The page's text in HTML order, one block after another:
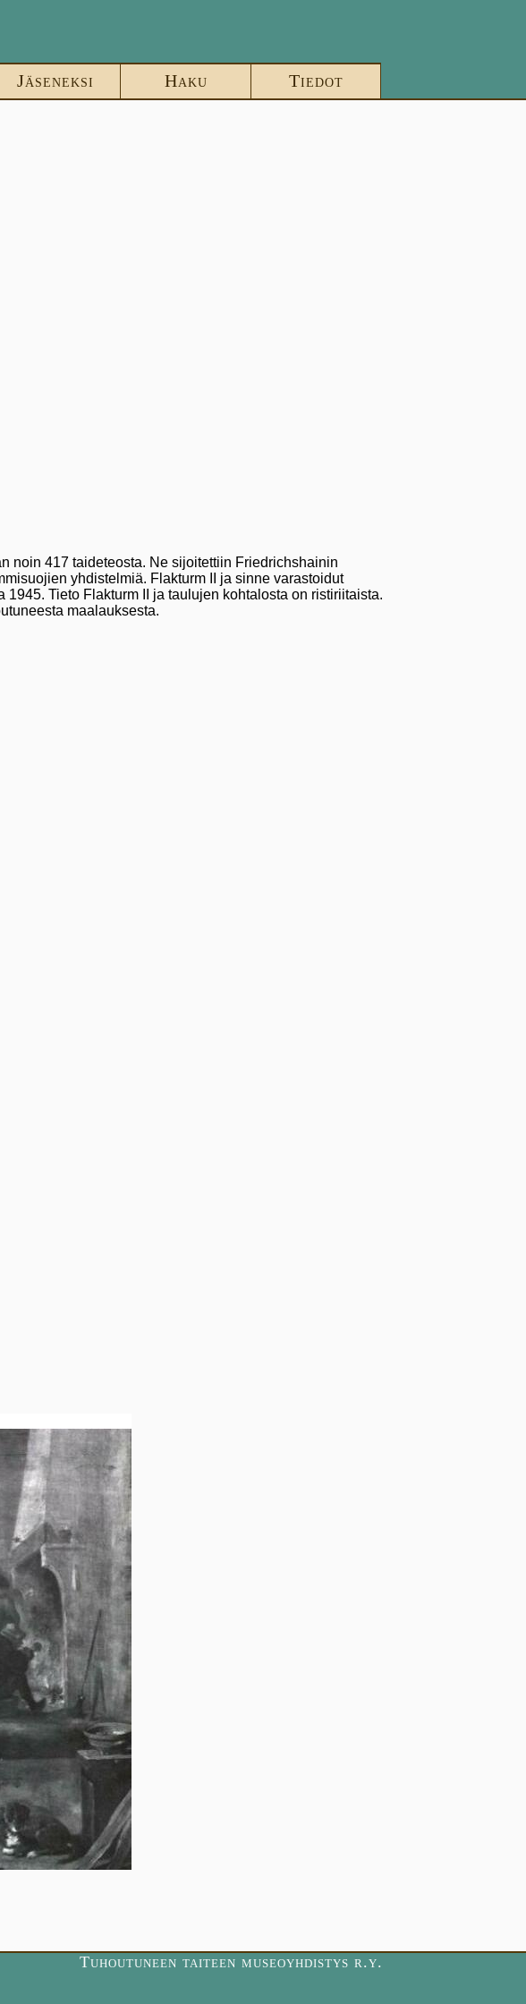
Jäseneksi Haku Tiedot
noin 417 taideteosta. Ne sijoitettiin Friedrichshainin
yhdistelmiä. Flakturm II ja sinne varastoidut
Tieto Flakturm II ja taulujen kohtalosta on ristiriitaista.
maalauksesta.
Tuhoutuneen taiteen museoyhdistys r.y.